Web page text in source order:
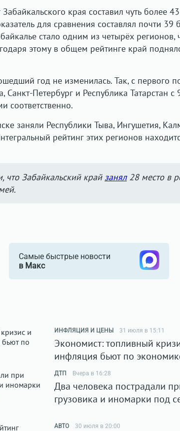
края составил чуть более
для сравнения составлял почти 39
стало одним из четырёх регионов,
этому в общем рейтинге край
год не изменилась. Так, с первого
Санкт-Петербург и Республика Татарстан с
соответственно.
заняли Республики Тыва, Ингушетия,
рейтинг этих регионов
что Забайкальский край занял28 место в
Самые быстрые новости
в Макс
ИНФЛЯЦИЯ И ЦЕНЫ 31 июля в 15:11
Экономист: топливный
инфляция бьют по
ДТП Вчера в 16:28
Два человека пострадали
грузовика и иномарки под
АВТО 30 июля в 20:00